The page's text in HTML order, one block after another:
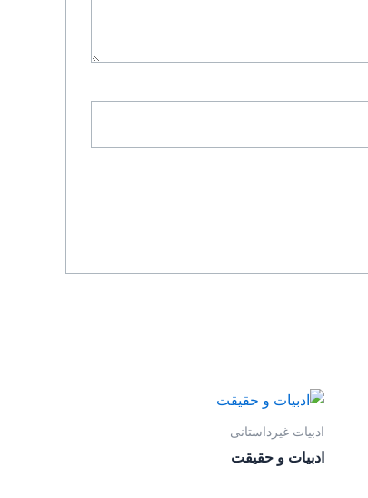
ادبیات غیرداستانی
ادبیات و حقیقت